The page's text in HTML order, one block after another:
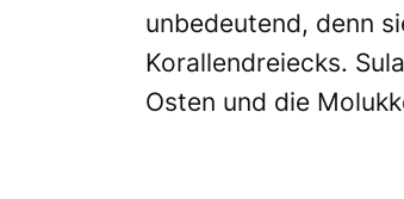
unbedeutend, denn
Korallendreiecks.
Osten und die